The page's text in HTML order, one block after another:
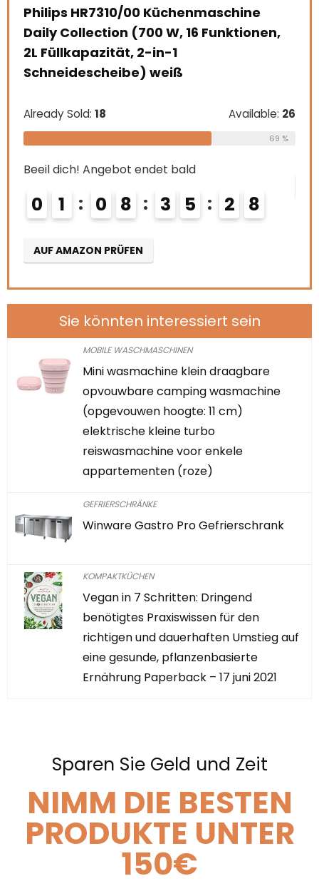
26
Zoll), grau
Already Sold:21
Beeil dich! Angebot endet bald
0 2 0 8 3 5
Sie könnten interessiert sein
MOBILE WASCHMASCHINEN
Mini wasmachine klein draagbare
opvouwbare camping wasmachine
(opgevouwen hoogte: 11 cm)
elektrische kleine turbo
reiswasmachine voor enkele
appartementen (roze)
GEFRIERSCHRÄNKE
Winware Gastro Pro Gefrierschrank
KOMPAKTKÜCHEN
Vegan in 7 Schritten: Dringend
benötigtes Praxiswissen für den
richtigen und dauerhaften Umstieg auf
eine gesunde, pflanzenbasierte
Ernährung Paperback – 17 juni 2021
Sparen Sie Geld und Zeit
NIMM DIE BESTEN
PRODUKTE UNTER
150€